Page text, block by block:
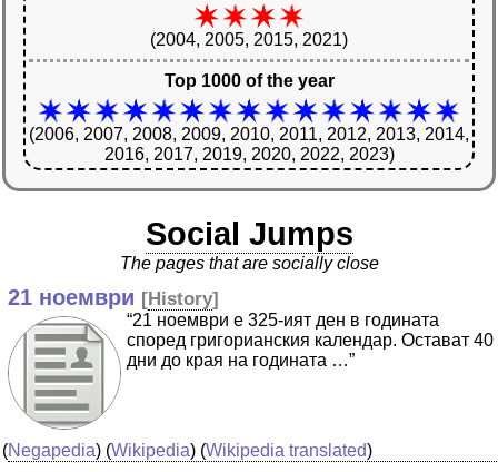
(2004, 2005, 2015, 2021)
Top 1000 of the year
(2006, 2007, 2008, 2009, 2010, 2011, 2012, 2013, 2014,
2016, 2017, 2019, 2020, 2022, 2023)
Social Jumps
The pages that are socially close
21 ноември [History]
“21 ноември е 325-ият ден в годината
според григорианския календар. Остават 40
дни до края на годината …”
(Negapedia) (Wikipedia) (Wikipedia translated)